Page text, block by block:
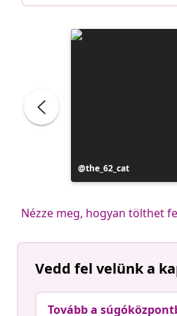
Bejegyzés
közzétevője
the_62_cat
Nézze meg, hogyan tölthet
Vedd fel velünk a
Tovább a